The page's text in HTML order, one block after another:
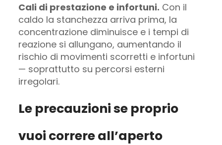
Cali di prestazione e infortuni. Con il
caldo la stanchezza arriva prima, la
concentrazione diminuisce e i tempi di
reazione si allungano, aumentando il
rischio di movimenti scorretti e infortuni
— soprattutto su percorsi esterni
irregolari.
Le precauzioni se proprio
vuoi correre all’aperto